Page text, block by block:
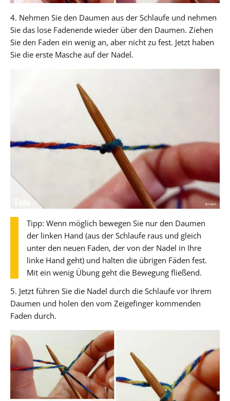
4. Nehmen Sie den Daumen aus der Schlaufe und nehmen
Sie das lose Fadenende wieder über den Daumen. Ziehen
Sie den Faden ein wenig an, aber nicht zu fest. Jetzt haben
Sie die erste Masche auf der Nadel.
Tipp: Wenn möglich bewegen Sie nur den Daumen
der linken Hand (aus der Schlaufe raus und gleich
unter den neuen Faden, der von der Nadel in Ihre
linke Hand geht) und halten die übrigen Fäden fest.
Mit ein wenig Übung geht die Bewegung fließend.
5. Jetzt führen Sie die Nadel durch die Schlaufe vor Ihrem
Daumen und holen den vom Zeigefinger kommenden
Faden durch.